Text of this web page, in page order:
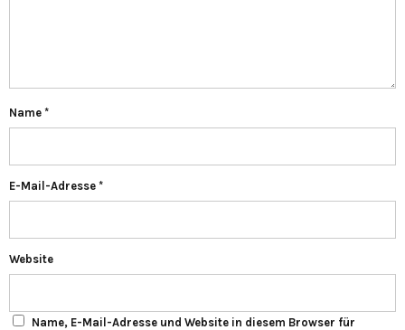
Name *
E-Mail-Adresse *
Website
Name, E-Mail-Adresse und Website in diesem Browser für